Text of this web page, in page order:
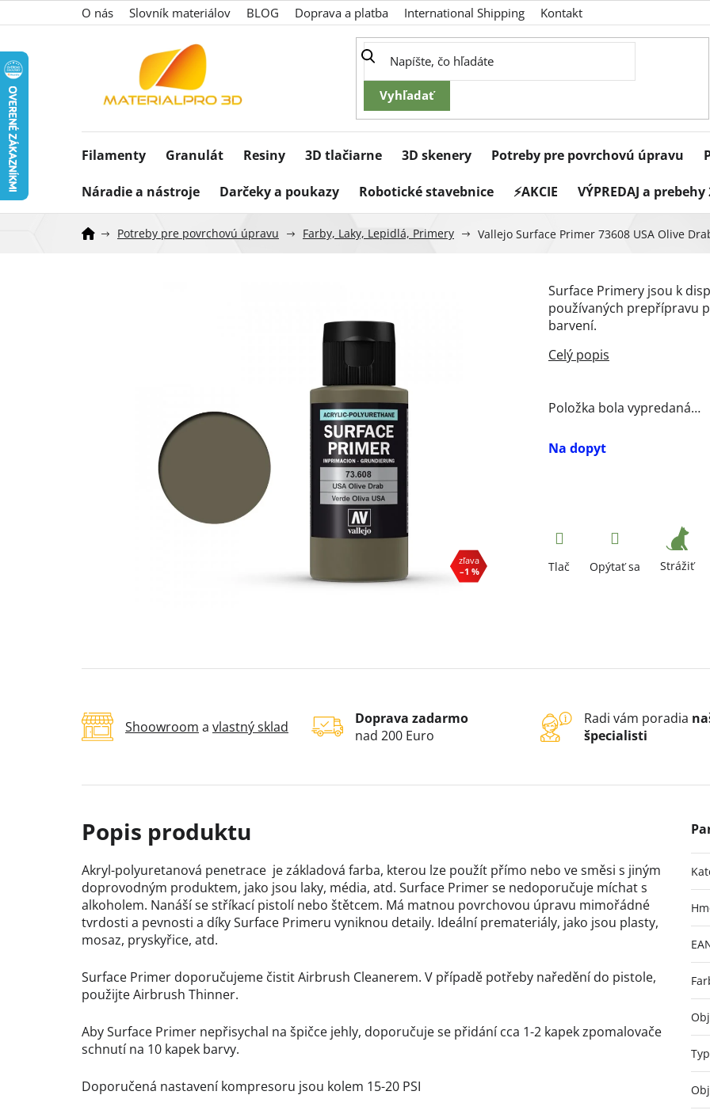
na
O nás Slovník materiálov BLOG Doprava a platba International Shipping Kontakt
Filamenty Granulát Resiny 3D tlačiarne 3D skenery Potreby pre povrchovú úpravu
Náradie a nástroje Darčeky a poukazy Robotické stavebnice ⚡AKCIE VÝPREDAJ a
Potreby pre povrchovú úpravu Farby, Laky, Lepidlá, Primery Vallejo Surface Primer 73608 USA Olive
–1 %
Na dopyt
Položka bola vypredaná…
Surface Primery jsou k
používaných prepřípravu
barvení.
Tlač Opýtať sa Strážiť
Shoowroom a vlastný sklad
Doprava zadarmo
nad 200 Euro
Radi vám poradia
špecialisti
Akryl-polyuretanová penetrace je základová farba, kterou lze použít přímo nebo ve směsi s jiným
doprovodným produktem, jako jsou laky, média, atd. Surface Primer se nedoporučuje míchat s
alkoholem. Nanáší se stříkací pistolí nebo štětcem. Má matnou povrchovou úpravu mimořádné
tvrdosti a pevnosti a díky Surface Primeru vyniknou detaily. Ideální premateriály, jako jsou plasty,
mosaz, pryskyřice, atd.
Surface Primer doporučujeme čistit Airbrush Cleanerem. V případě potřeby naředění do pistole,
použijte Airbrush Thinner.
Aby Surface Primer nepřisychal na špičce jehly, doporučuje se přidání cca 1-2 kapek zpomalovače
schnutí na 10 kapek barvy.
Doporučená nastavení kompresoru jsou kolem 15-20 PSI